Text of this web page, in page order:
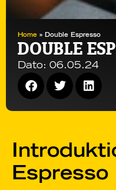
Home » Double Espresso
DOUBLE
Dato: 06.05.24
Espresso